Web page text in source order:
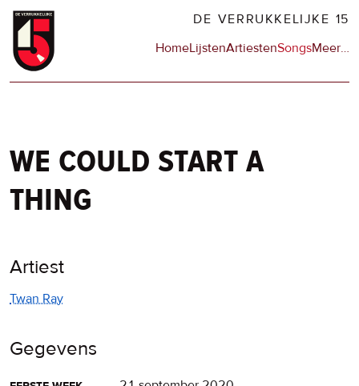
Overslaan
naar
DE VERRUKKELIJKE 15
Hoofdnavigatie
HomeLijstenArtiestenSongsMeerop
…
we could start a
thing
Artiest
Twan Ray
Gegevens